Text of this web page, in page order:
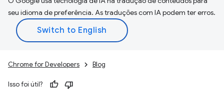
seu idioma de preferência. As traduções com IA podem ter erros.
Chrome for Developers Blog
Isso foi útil?